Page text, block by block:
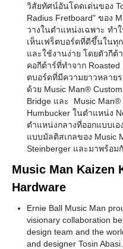
วิสัยทัศน์อันโดดเด่นของ
Radius Fretboard" ของ
วางในตำแหน่งเฉพาะ ทำ
เห็นเฟร็ตบอร์ดที่ดีขึ้นในทุ
และใช้งานง่าย โดยตัวกีต้
คอกีต้าร์ที่ทำจาก
ตบอร์ดที่มีความยาวหลาย
ด้วย Music Man®
Bridge และ Music Man®
Humbucker ในตำแหน่ง
ตำแหน่งกลางที่ออกแบบเ
แบบมัลติสเกลของ Music
Steinberger และมาพร้อม
Music Man Kaizen
Hardware
Ernie Ball Music Man
visionary collaboration
design team and the
and designer Tosin